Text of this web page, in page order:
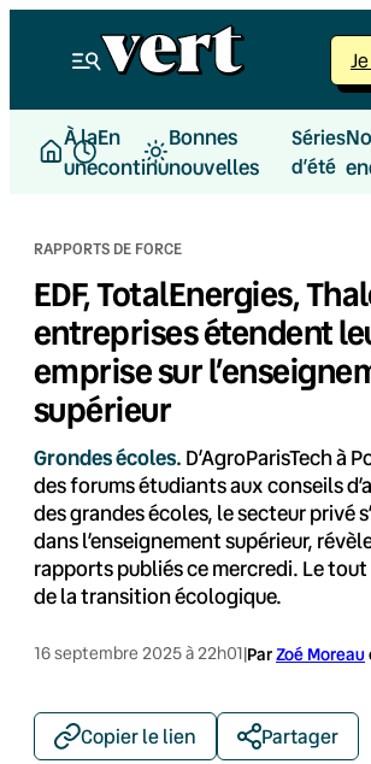
À la
une
En
continu
Bonnes
nouvelles
Séries
d’été
RAPPORTS DE FORCE
EDF, TotalEnergies,
entreprises étendent
emprise sur
supérieur
Grondes écoles. D’AgroParisTech à
des forums étudiants aux conseils
des grandes écoles, le secteur privé
dans l’enseignement supérieur,
rapports publiés ce mercredi. Le
de la transition écologique.
16 septembre 2025 à 22h01|ParZoé Moreau
Copier le lien Partager